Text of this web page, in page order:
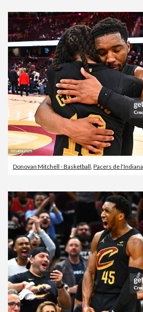
Donovan Mitchell - Basketball Pacers de l'Indiana